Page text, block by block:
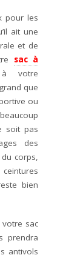
pour les
ait une
et de
sac à
votre
que
ou
soit pas
des
corps,
bien
sac
prendra
antivols